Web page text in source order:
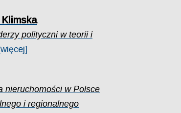
polityczni w teorii i
nieruchomości w Polsce
i regionalnego